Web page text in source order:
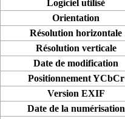
Logiciel utilisé
Orientation
Résolution horizontale
Résolution verticale
Date de modification
Positionnement YCbCr
Version EXIF
Date de la numérisation